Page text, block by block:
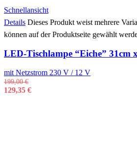
Schnellansicht
Details Dieses Produkt weist mehrere
können auf der Produktseite gewählt
LED-Tischlampe “Eiche” 31cm
mit Netzstrom 230 V / 12 V
199,00€
129,35 €